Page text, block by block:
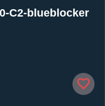
C2-blueblocker